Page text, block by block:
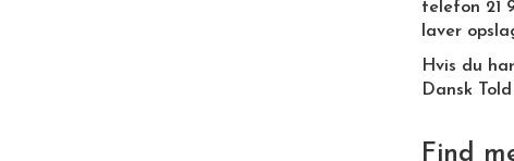
telefon 21
laver
Hvis du
Dansk
Find